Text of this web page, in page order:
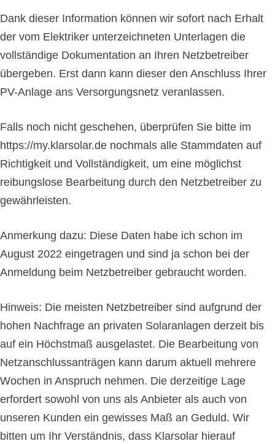
Dank dieser Information können wir sofort nach Erhalt
der vom Elektriker unterzeichneten Unterlagen die
vollständige Dokumentation an Ihren Netzbetreiber
übergeben. Erst dann kann dieser den Anschluss Ihrer
PV-Anlage ans Versorgungsnetz veranlassen.
Falls noch nicht geschehen, überprüfen Sie bitte im
https://my.klarsolar.de nochmals alle Stammdaten auf
Richtigkeit und Vollständigkeit, um eine möglichst
reibungslose Bearbeitung durch den Netzbetreiber zu
gewährleisten.
Anmerkung dazu: Diese Daten habe ich schon im
August 2022 eingetragen und sind ja schon bei der
Anmeldung beim Netzbetreiber gebraucht worden.
Hinweis: Die meisten Netzbetreiber sind aufgrund der
hohen Nachfrage an privaten Solaranlagen derzeit bis
auf ein Höchstmaß ausgelastet. Die Bearbeitung von
Netzanschlussanträgen kann darum aktuell mehrere
Wochen in Anspruch nehmen. Die derzeitige Lage
erfordert sowohl von uns als Anbieter als auch von
unseren Kunden ein gewisses Maß an Geduld. Wir
bitten um Ihr Verständnis, dass Klarsolar hierauf